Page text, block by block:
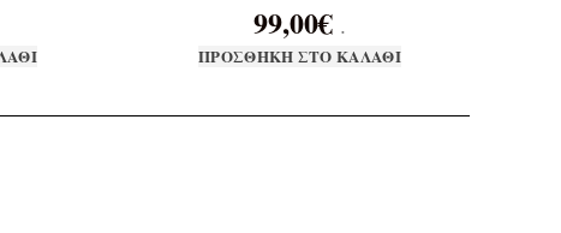
99,00€ .
ΠΡΟΣΘΉΚΗ ΣΤΟ ΚΑΛΆΘΙ